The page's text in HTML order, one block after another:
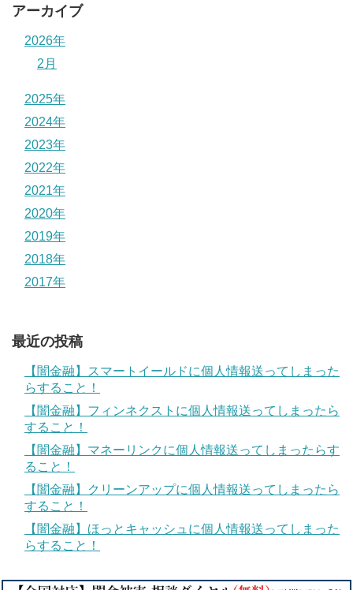
アーカイブ
2026年
2月
2025年
2024年
2023年
2022年
2021年
2020年
2019年
2018年
2017年
最近の投稿
【闇金融】スマートイールドに個人情報送ってしまった
らすること！
【闇金融】フィンネクストに個人情報送ってしまったら
すること！
【闇金融】マネーリンクに個人情報送ってしまったらす
ること！
【闇金融】クリーンアップに個人情報送ってしまったら
すること！
【闇金融】ほっとキャッシュに個人情報送ってしまった
らすること！